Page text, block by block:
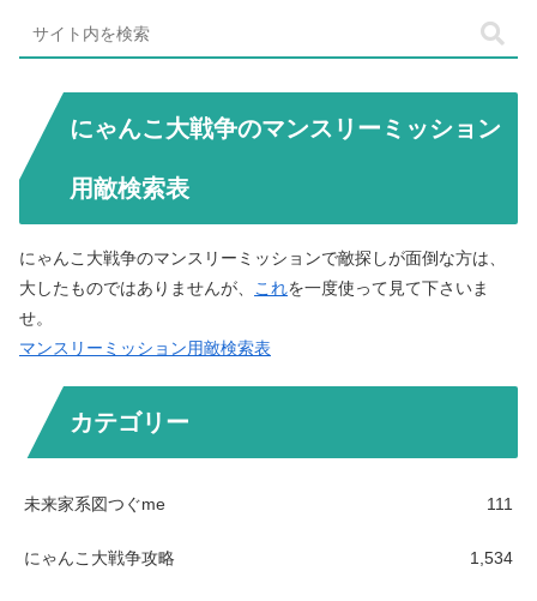
にゃんこ大戦争のマンスリーミッション
用敵検索表
にゃんこ大戦争のマンスリーミッションで敵探しが面倒な方は、
大したものではありませんが、
これを一度使って見て下さいま
せ。
マンスリーミッション用敵検索表
カテゴリー
未来家系図つぐme 111
にゃんこ大戦争攻略 1,534